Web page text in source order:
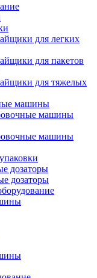
для легких
для пакетов
для тяжелых
машины
машины
машины
дозаторы
дозаторы